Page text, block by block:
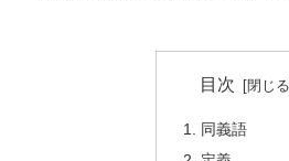
目次
同義語